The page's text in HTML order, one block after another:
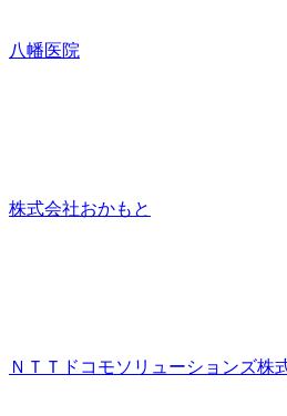
八幡医院
株式会社おかもと
ＮＴＴドコモソリューションズ株